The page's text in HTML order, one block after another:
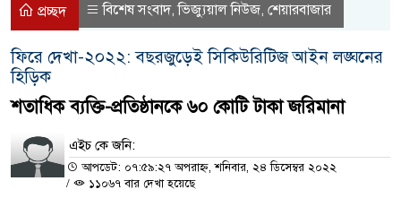
প্রচ্ছদ বিশেষ সংবাদ,ভিজ্যুয়াল নিউজ, শেয়ারবাজার
ফিরে দেখা-২০২২: বছরজুড়েই সিকিউরিটিজ আইন লঙ্ঘনের
হিড়িক
শতাধিক ব্যক্তি-প্রতিষ্ঠানকে ৬০ কোটি টাকা জরিমানা
এইচ কে জনি:
আপডেট: ০৭:৫৯:২৭ অপরাহ্ন, শনিবার, ২৪ ডিসেম্বর ২০২২
/
১১০৬৭ বার দেখা হয়েছে